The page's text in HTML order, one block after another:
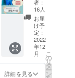
壁画の
写真を
添え
て、感
謝の気
持ちを
メール
にてお
送りい
者：
16人
お届
け予
定：
2022
年12
月
詳細を見る
こ
の
リ
タ
ー
ン